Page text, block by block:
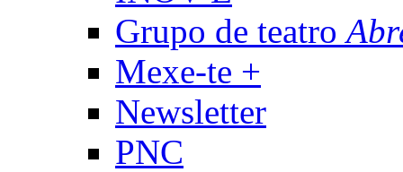
Grupo de teatro
Mexe-te +
Newsletter
PNC